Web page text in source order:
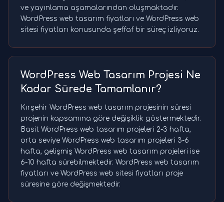
ve yayınlama aşamalarından oluşmaktadır.
WordPress web tasarım fiyatları ve WordPress web
sitesi fiyatları konusunda şeffaf bir süreç izliyoruz.
WordPress Web Tasarım Projesi Ne
Kadar Sürede Tamamlanır?
Kırşehir WordPress web tasarım projesinin süresi
projenin kapsamına göre değişiklik göstermektedir.
Basit WordPress web tasarım projeleri 2-3 hafta,
orta seviye WordPress web tasarım projeleri 3-6
hafta, gelişmiş WordPress web tasarım projeleri ise
6-10 hafta sürebilmektedir. WordPress web tasarım
fiyatları ve WordPress web sitesi fiyatları proje
süresine göre değişmektedir.